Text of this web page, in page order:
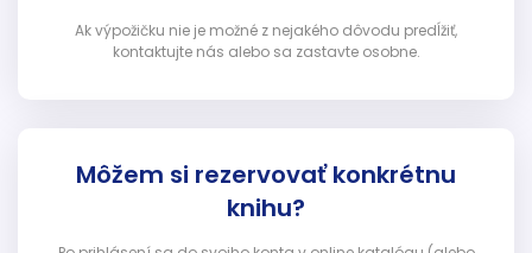
Ak výpožičku nie je možné z nejakého dôvodu predĺžiť,
kontaktujte nás alebo sa zastavte osobne.
Môžem si rezervovať konkrétnu
knihu?